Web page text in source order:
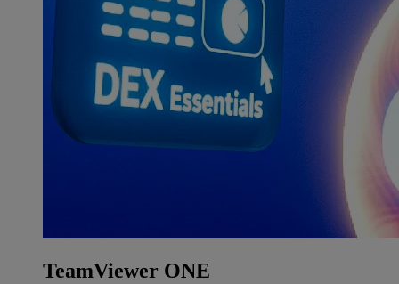
TeamViewer ONE